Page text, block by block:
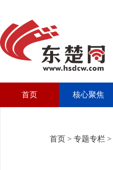
首页 核心聚焦
首页 > 专题专栏 >